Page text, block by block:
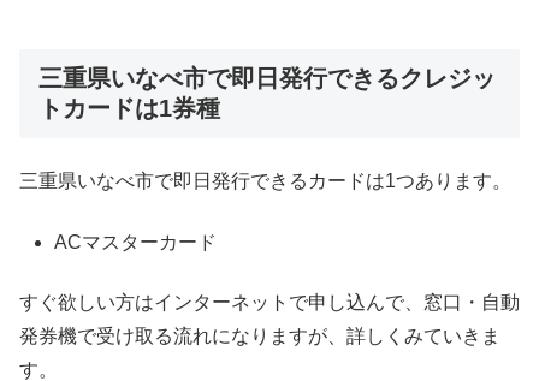
三重県いなべ市で即日発行できるクレジッ
トカードは1券種
三重県いなべ市で即日発行できるカードは1つあります。
ACマスターカード
すぐ欲しい方はインターネットで申し込んで、窓口・自動
発券機で受け取る流れになりますが、詳しくみていきま
す。